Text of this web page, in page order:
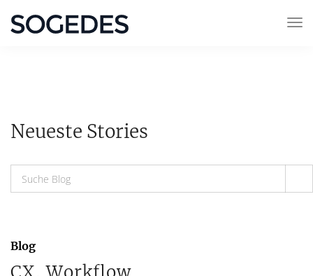
Neueste Stories
Blog